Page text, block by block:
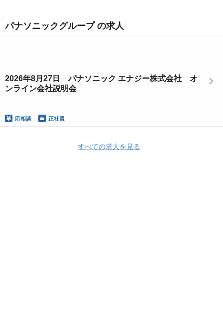
パナソニックグループ の求人
2026年8月27日 パナソニック エナジー株式会社 オ
ンライン会社説明会
応相談 正社員
すべての求人を見る